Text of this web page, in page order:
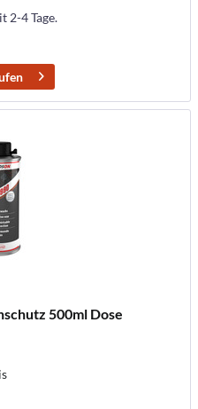
2-4 Tage.
500ml Dose